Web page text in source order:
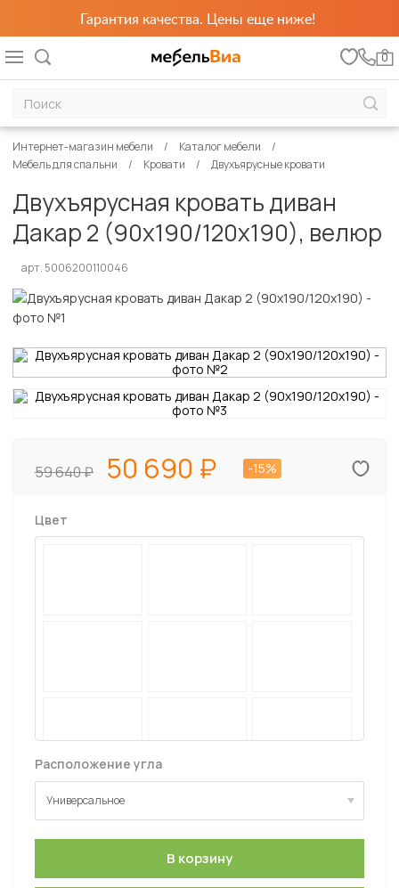
Гарантия качества. Цены еще ниже!
0
Интернет-магазин мебели
Каталог мебели
Мебель для спальни
Кровати Двухъярусные кровати
Двухъярусная кровать диван
Дакар 2 (90х190/120х190), велюр
арт. 5006200110046
59 640 50 690 -15%
Цвет
Расположение угла
Универсальное
Универсальное